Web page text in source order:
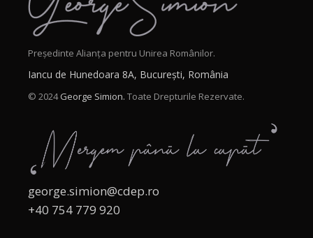
Președinte Alianța pentru Unirea Românilor.
Iancu de Hunedoara 8A, București, România
© 2024George Simion. Toate Drepturile Rezervate.
george.simion@cdep.ro
+40 754 779 920